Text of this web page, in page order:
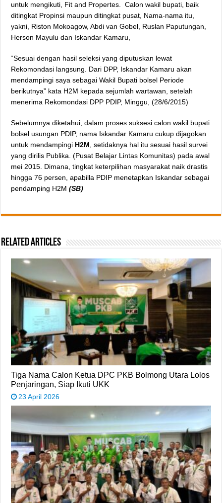
untuk mengikuti, Fit and Propertes. Calon wakil bupati, baik
ditingkat Propinsi maupun ditingkat pusat, Nama-nama itu,
yakni, Riston Mokoagow, Abdi van Gobel, Ruslan Paputungan,
Herson Mayulu dan Iskandar Kamaru,
“Sesuai dengan hasil seleksi yang diputuskan lewat
Rekomondasi langsung. Dari DPP, Iskandar Kamaru akan
mendampingi saya sebagai Wakil Bupati bolsel Periode
berikutnya” kata H2M kepada sejumlah wartawan, setelah
menerima Rekomondasi DPP PDIP, Minggu, (28/6/2015)
Sebelumnya diketahui, dalam proses suksesi calon wakil bupati
bolsel usungan PDIP, nama Iskandar Kamaru cukup dijagokan
untuk mendampingi H2M, setidaknya hal itu sesuai hasil survei
yang dirilis Publika. (Pusat Belajar Lintas Komunitas) pada awal
mei 2015. Dimana, tingkat keterpilihan masyarakat naik drastis
hingga 76 persen, apabilla PDIP menetapkan Iskandar sebagai
pendamping H2M(SB)
Related Articles
Tiga Nama Calon Ketua DPC PKB Bolmong Utara Lolos
Penjaringan, Siap Ikuti UKK
23 April 2026